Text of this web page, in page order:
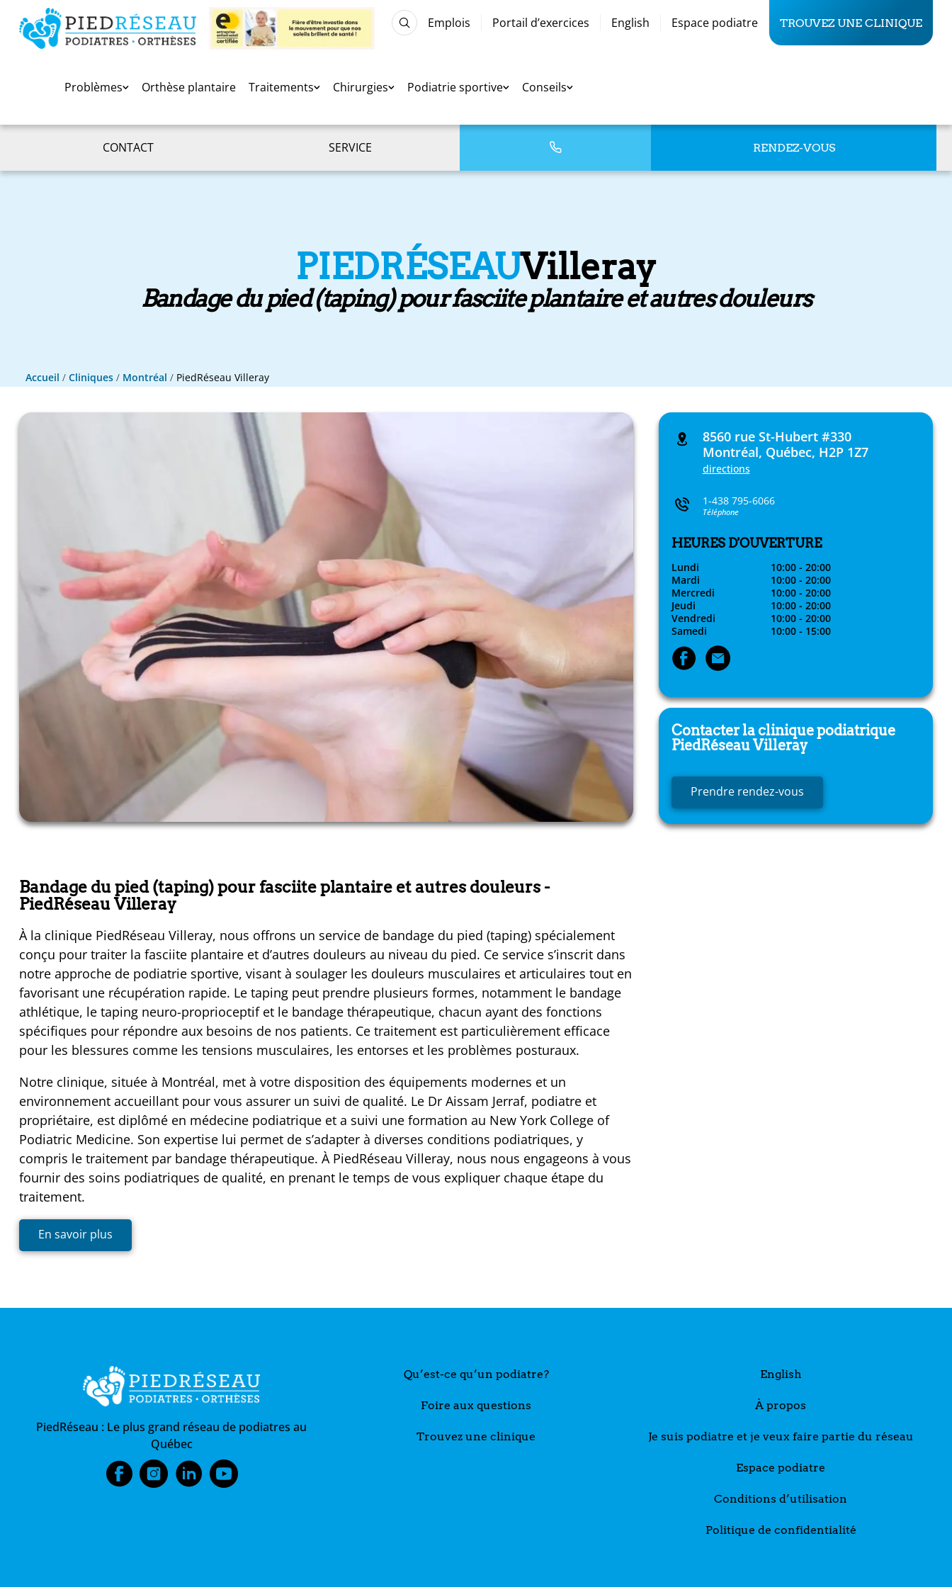
Problèmes Orthèse plantaire Traitements Chirurgies Podiatrie sportive Conseils
Emplois Portail d’exercices English Espace podiatre TROUVEZ UNE CLINIQUE
CONTACT SERVICE RENDEZ-VOUS
PIEDRÉSEAUVilleray
Bandage du pied (taping) pour fasciite plantaire et autres douleurs
Accueil / Cliniques / Montréal / PiedRéseau Villeray
Bandage du pied (taping) pour fasciite plantaire et autres douleurs -
PiedRéseau Villeray
À la clinique PiedRéseau Villeray, nous offrons un service de bandage du pied (taping) spécialement
conçu pour traiter la fasciite plantaire et d’autres douleurs au niveau du pied. Ce service s’inscrit dans
notre approche de podiatrie sportive, visant à soulager les douleurs musculaires et articulaires tout en
favorisant une récupération rapide. Le taping peut prendre plusieurs formes, notamment le bandage
athlétique, le taping neuro-proprioceptif et le bandage thérapeutique, chacun ayant des fonctions
spécifiques pour répondre aux besoins de nos patients. Ce traitement est particulièrement efficace
pour les blessures comme les tensions musculaires, les entorses et les problèmes posturaux.
Notre clinique, située à Montréal, met à votre disposition des équipements modernes et un
environnement accueillant pour vous assurer un suivi de qualité. Le Dr Aissam Jerraf, podiatre et
propriétaire, est diplômé en médecine podiatrique et a suivi une formation au New York College of
Podiatric Medicine. Son expertise lui permet de s’adapter à diverses conditions podiatriques, y
compris le traitement par bandage thérapeutique. À PiedRéseau Villeray, nous nous engageons à vous
fournir des soins podiatriques de qualité, en prenant le temps de vous expliquer chaque étape du
traitement.
En savoir plus
8560 rue St-Hubert #330
Montréal, Québec, H2P 1Z7
directions
1-438 795-6066
Téléphone
HEURES D'OUVERTURE
Lundi
10:00 - 20:00
Mardi
10:00 - 20:00
Mercredi
10:00 - 20:00
Jeudi
10:00 - 20:00
Vendredi
10:00 - 20:00
Samedi
10:00 - 15:00
Contacter la clinique podiatrique
PiedRéseauVilleray
Prendre rendez-vous
PiedRéseau : Le plus grand réseau de podiatres au
Québec
Qu’est-ce qu’un podiatre?
Foire aux questions
Trouvez une clinique
English
À propos
Je suis podiatre et je veux faire partie du réseau
Espace podiatre
Conditions d’utilisation
Politique de confidentialité